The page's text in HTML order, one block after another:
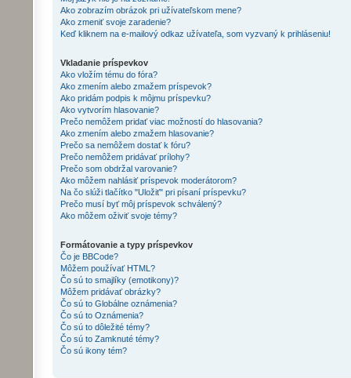
Ako zobrazím obrázok pri užívateľskom mene?
Ako zmeniť svoje zaradenie?
Keď kliknem na e-mailový odkaz užívateľa, som vyzvaný k prihláseniu!
Vkladanie príspevkov
Ako vložím tému do fóra?
Ako zmením alebo zmažem príspevok?
Ako pridám podpis k môjmu príspevku?
Ako vytvorím hlasovanie?
Prečo nemôžem pridať viac možností do hlasovania?
Ako zmením alebo zmažem hlasovanie?
Prečo sa nemôžem dostať k fóru?
Prečo nemôžem pridávať prílohy?
Prečo som obdržal varovanie?
Ako môžem nahlásiť príspevok moderátorom?
Na čo slúži tlačítko "Uložiť" pri písaní príspevku?
Prečo musí byť môj príspevok schválený?
Ako môžem oživiť svoje témy?
Formátovanie a typy príspevkov
Čo je BBCode?
Môžem používať HTML?
Čo sú to smajlíky (emotikony)?
Môžem pridávať obrázky?
Čo sú to Globálne oznámenia?
Čo sú to Oznámenia?
Čo sú to dôležité témy?
Čo sú to Zamknuté témy?
Čo sú ikony tém?